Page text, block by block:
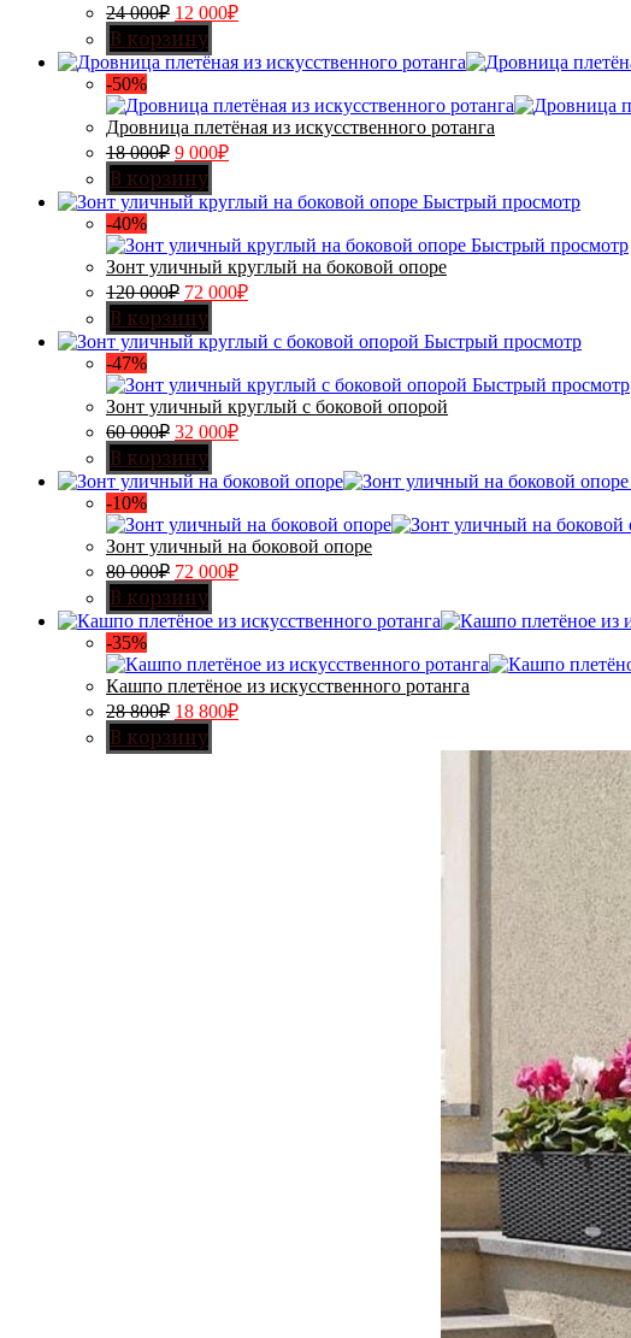
24 000₽ 12 000₽
В корзину
-50%
Дровница плетёная из искусственного ротанга
18 000₽ 9 000₽
В корзину
Быстрый просмотр
-40%
Быстрый просмотр
Зонт уличный круглый на боковой опоре
120 000₽ 72 000₽
В корзину
Быстрый просмотр
-47%
Быстрый просмотр
Зонт уличный круглый с боковой опорой
60 000₽ 32 000₽
В корзину
-10%
Зонт уличный на боковой опоре
80 000₽ 72 000₽
В корзину
-35%
Кашпо плетёное из искусственного ротанга
28 800₽ 18 800₽
В корзину